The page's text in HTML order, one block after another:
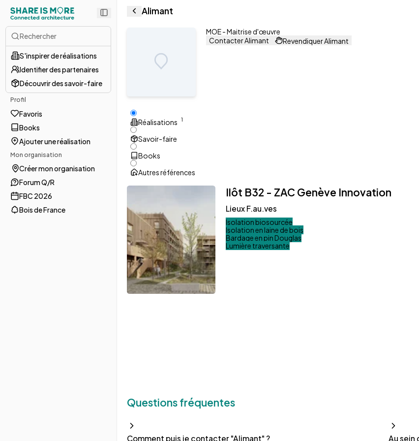
Rechercher
S'inspirer de réalisations
Identifier des partenaires
Découvrir des savoir-faire
Profil
Favoris
Books
Ajouter une réalisation
Mon organisation
Créer mon organisation
Forum Q/R
FBC 2026
Bois de France
Alimant
MOE - Maitrise d'œuvre
Contacter Alimant
Revendiquer Alimant
Réalisations 1
Savoir-faire
Books
Autres références
Ilôt B32 - ZAC Genève Innovation
Lieux F.au.ves
Isolation biosourcée
Isolation en laine de bois
Bardage en pin Douglas
Lumière traversante
Questions fréquentes
Comment puis je contacter "Alimant" ? Au sein